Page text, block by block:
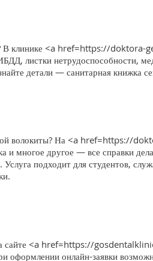
В клинике <a href=https://
листки нетрудоспособности,
детали — санитарная книжка
волокиты? На <a href=https://
другое — все справки
подходит для студентов,
сайте <a href=https://
оформлении онлайн-заявки